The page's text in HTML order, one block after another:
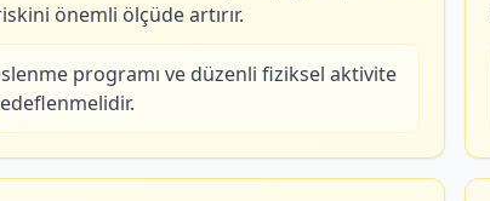
önemli ölçüde artırır.
programı ve düzenli fiziksel aktivite